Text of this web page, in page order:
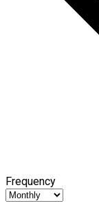
Frequency